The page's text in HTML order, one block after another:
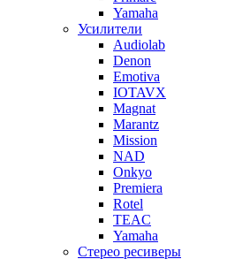
Yamaha
Усилители
Audiolab
Denon
Emotiva
IOTAVX
Magnat
Marantz
Mission
NAD
Onkyo
Premiera
Rotel
TEAC
Yamaha
Стерео ресиверы